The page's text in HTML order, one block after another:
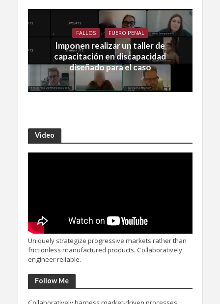
FALLOS FUERO PENAL
Imponen realizar un taller de
capacitación en discapacidad
diseñado para el caso
Video
Uniquely strategize progressive markets rather than
frictionless manufactured products. Collaboratively
engineer reliable.
Follow Me